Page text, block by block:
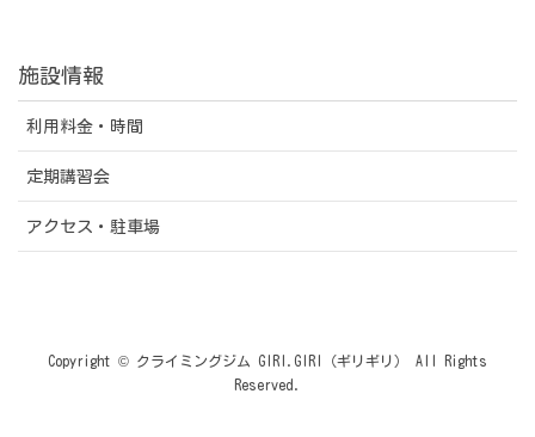
施設情報
利用料金・時間
定期講習会
アクセス・駐車場
Copyright © クライミングジム GIRI.GIRI（ギリギリ） All Rights
Reserved.